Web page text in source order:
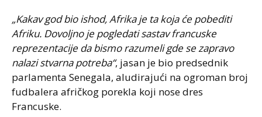
„Kakav god bio ishod, Afrika je ta koja će pobediti
Afriku. Dovoljno je pogledati sastav francuske
reprezentacije da bismo razumeli gde se zapravo
nalazi stvarna potreba“, jasan je bio predsednik
parlamenta Senegala, aludirajući na ogroman broj
fudbalera afričkog porekla koji nose dres
Francuske.